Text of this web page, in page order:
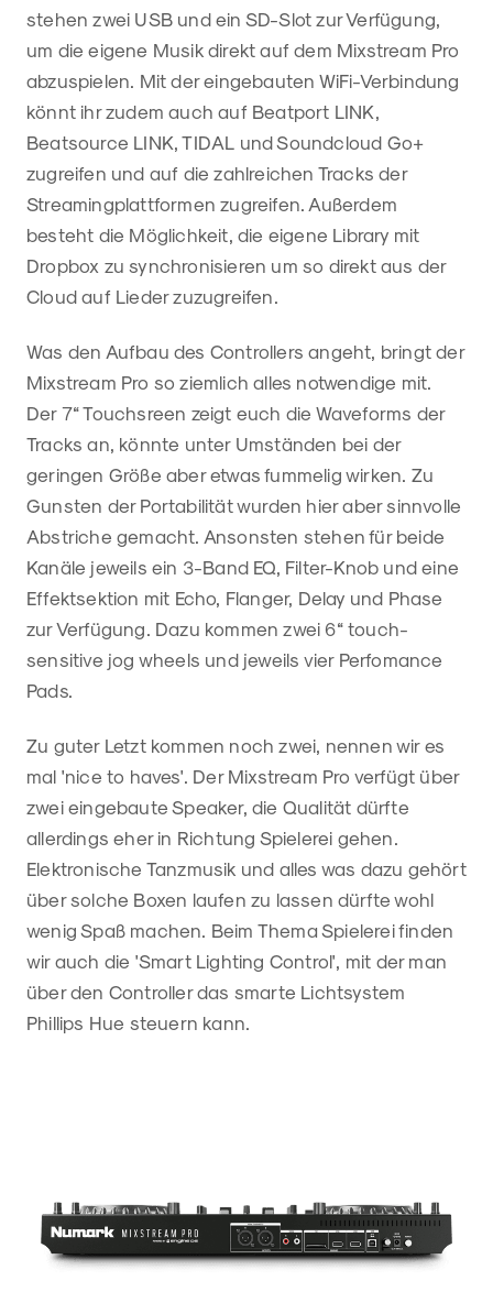
stehen zwei USB und ein SD-Slot zur Verfügung,
um die eigene Musik direkt auf dem Mixstream Pro
abzuspielen. Mit der eingebauten WiFi-Verbindung
könnt ihr zudem auch auf Beatport LINK,
Beatsource LINK, TIDAL und Soundcloud Go+
zugreifen und auf die zahlreichen Tracks der
Streamingplattformen zugreifen. Außerdem
besteht die Möglichkeit, die eigene Library mit
Dropbox zu synchronisieren um so direkt aus der
Cloud auf Lieder zuzugreifen.
Was den Aufbau des Controllers angeht, bringt der
Mixstream Pro so ziemlich alles notwendige mit.
Der 7“ Touchsreen zeigt euch die Waveforms der
Tracks an, könnte unter Umständen bei der
geringen Größe aber etwas fummelig wirken. Zu
Gunsten der Portabilität wurden hier aber sinnvolle
Abstriche gemacht. Ansonsten stehen für beide
Kanäle jeweils ein 3-Band EQ, Filter-Knob und eine
Effektsektion mit Echo, Flanger, Delay und Phase
zur Verfügung. Dazu kommen zwei 6“ touch-
sensitive jog wheels und jeweils vier Perfomance
Pads.
Zu guter Letzt kommen noch zwei, nennen wir es
mal 'nice to haves'. Der Mixstream Pro verfügt über
zwei eingebaute Speaker, die Qualität dürfte
allerdings eher in Richtung Spielerei gehen.
Elektronische Tanzmusik und alles was dazu gehört
über solche Boxen laufen zu lassen dürfte wohl
wenig Spaß machen. Beim Thema Spielerei finden
wir auch die 'Smart Lighting Control', mit der man
über den Controller das smarte Lichtsystem
Phillips Hue steuern kann.